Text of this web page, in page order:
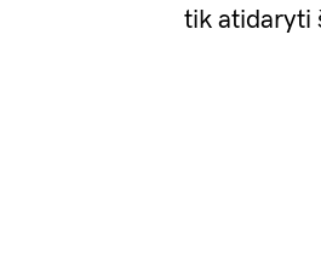
tik atidaryti